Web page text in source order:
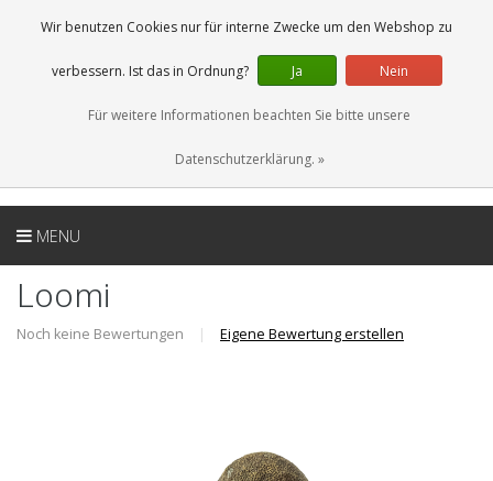
0 Artikel
DE
MENU
Loomi
Noch keine Bewertungen | Eigene Bewertung erstellen
Wir benutzen Cookies nur für interne Zwecke um den Webshop zu
verbessern. Ist das in Ordnung? Ja Nein
Für weitere Informationen beachten Sie bitte unsere
Datenschutzerklärung. »